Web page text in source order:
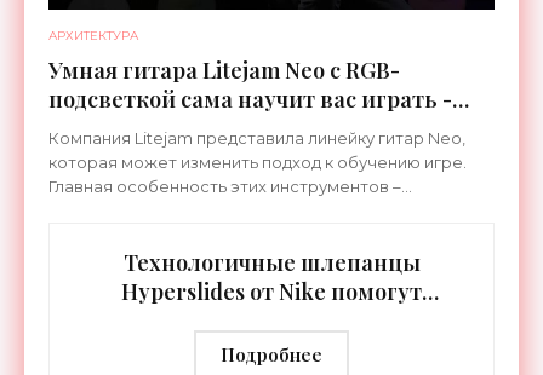
АРХИТЕКТУРА
Умная гитара Litejam Neo с RGB-
подсветкой сама научит вас играть -
«Гаджеты»
Компания Litejam представила линейку гитар Neo,
которая может изменить подход к обучению игре.
Главная особенность этих инструментов –
Технологичные шлепанцы
Hyperslides от Nike помогут
тренировки - «Гаджеты»
Подробнее